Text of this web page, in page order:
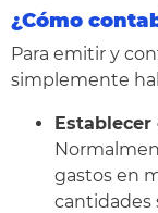
¿Cómo
Para emitir y
simplemente
gastos en
cantidades